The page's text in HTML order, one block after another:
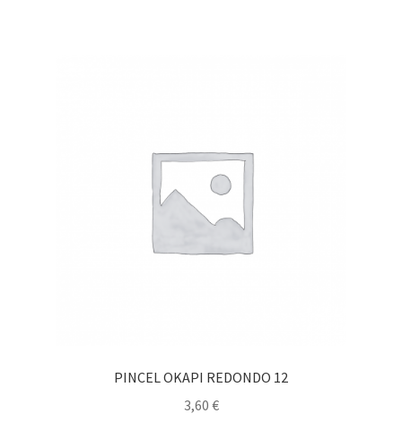
PINCEL OKAPI REDONDO 12
3,60 €